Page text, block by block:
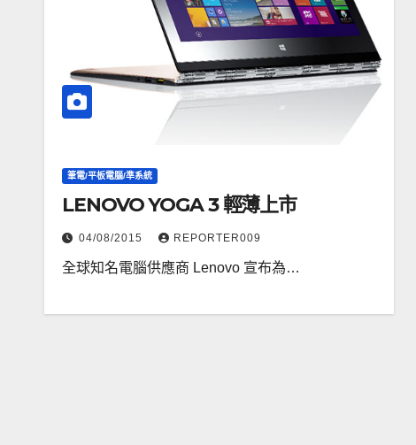
筆電/平板電腦/準系統
LENOVO YOGA 3 輕薄上市
04/08/2015 REPORTER009
全球知名電腦供應商 Lenovo 宣布為…